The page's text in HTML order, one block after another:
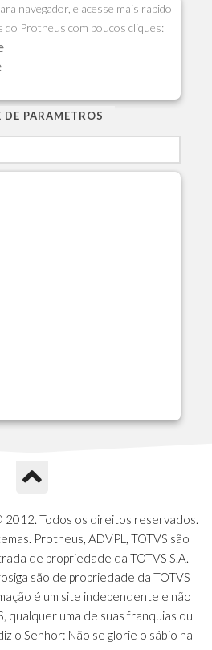
navegador, e acesse mais rapido
do Protheus com poucos cliques:
DE PARAMETROS
2012. Todos os direitos reservados.
Protheus, ADVPL, TOTVS são
de propriedade da TOTVS S.A.
são de propriedade da TOTVS
é um site independente e não
qualquer uma de suas franquias ou
o Senhor: Não se glorie o sábio na